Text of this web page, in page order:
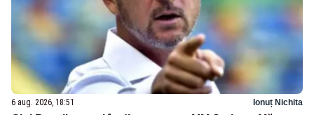
6 aug. 2026, 18:51 Ionuț Nichita